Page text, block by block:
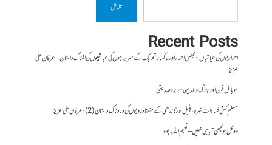
تلاش
Recent Posts
احراریوں کی عیاشیاں : مجلس احرار اور خاکسار تحریک کے سربراہوں کی عیاشیوں کی المناک داستان – عرفان علی
عزیز
موبائل فون اور بزرگ والدین- بریرہ صدیقی
مسلم کش فسادات نہرو، پٹیل اور گاندھی کے متضاد رویوں کی درد ناک داستان (2)- عرفان علی عزیز
وہ کل جو کبھی آیا ہی نہیں – نعیم اللہ باجوہ